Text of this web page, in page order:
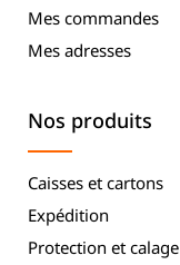
Mes commandes
Mes adresses
Nos produits
Caisses et cartons
Expédition
Protection et calage